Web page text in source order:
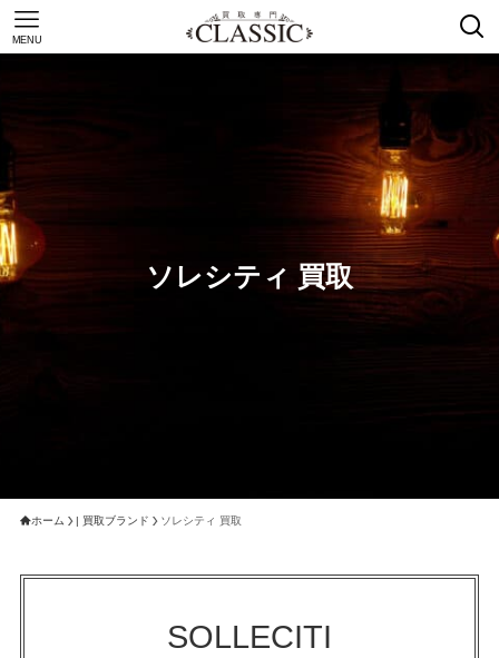
MENU
ソレシティ 買取
ホーム | 買取ブランド ソレシティ 買取
SOLLECITI